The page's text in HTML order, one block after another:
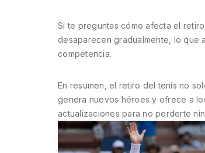
Si te preguntas cómo afecta el
desaparecen gradualmente, lo que
competencia.
En resumen, el retiro del tenis no
genera nuevos héroes y ofrece a
actualizaciones para no perderte